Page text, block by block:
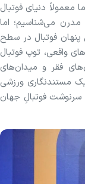
معمولاً دنیای فوتبال
مدرن می‌شناسیم؛ اما
پنهان فوتبال در سطح
واقعی، توپ فوتبال
فقر و میدان‌های
مستندنگاری ورزشی
فوتبالِ جهان